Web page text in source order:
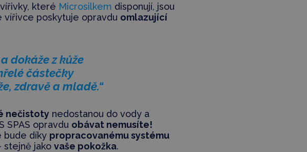
které Microsilkem disponují, jsou
vířivce poskytuje opravdu omlazující
dokáže z kůže
částečky
zdravě a mladě.“
nečistotynedostanou do vody a
SPAS opravdu obávat nemusíte!
bude díky propracovanému systému
stejně jako vaše pokožka.